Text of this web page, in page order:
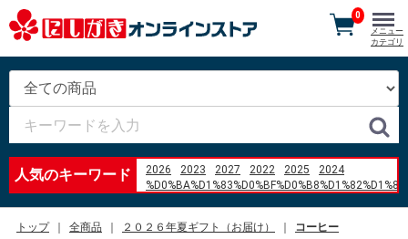
人気のキーワード 2026 2023 2027 2022 2025
2024
%D0%BA%D1%83%D0%BF%D0%B8%D1%82%D1%8C
%D1%84%D0%BE%D1%80%D0%B4
0
メニュー
カテゴリ
トップ 全商品 ２０２６年夏ギフト（お届け） コーヒー